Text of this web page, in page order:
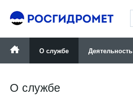
О службе Деятельность
О службе